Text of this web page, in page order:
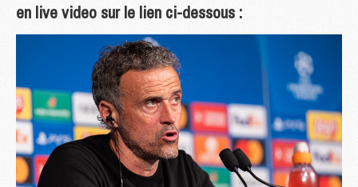
en live video sur le lien ci-dessous :